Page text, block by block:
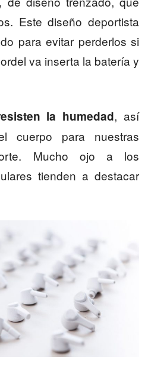
Este diseño deportista
para evitar perderlos si
va inserta la batería y
la humedad, así
cuerpo para nuestras
Mucho ojo a los
tienden a destacar